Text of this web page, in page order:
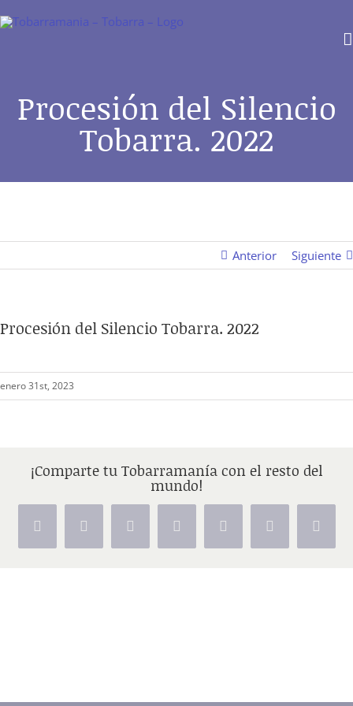
Procesión del Silencio
Tobarra. 2022
Anterior Siguiente
Procesión del Silencio Tobarra. 2022
enero 31st, 2023
¡Comparte tu Tobarramanía con el resto del
mundo!
Facebook
X Reddit LinkedInTumblr PinterestVk